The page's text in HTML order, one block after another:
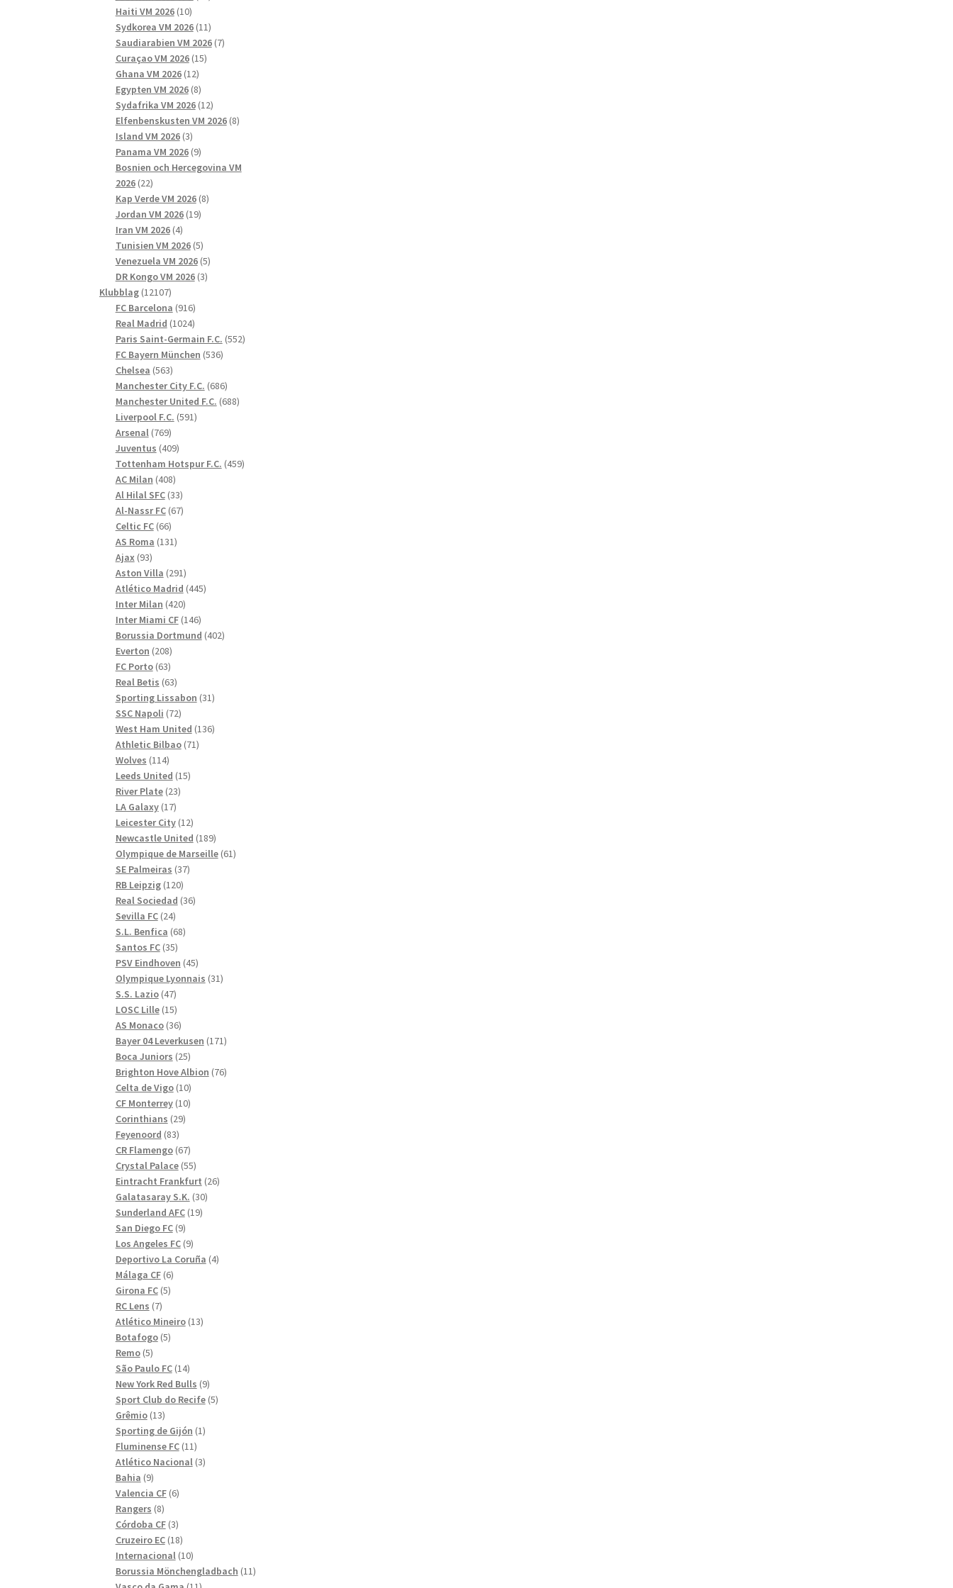
Haiti VM 2026 1010
produkter
Sydkorea VM 2026 1111
produkter
Saudiarabien VM 2026 77
Curaçao VM 2026 1515
Ghana VM 2026 1212
produkter
Egypten VM 2026 88
produkter
Sydafrika VM 2026 1212
produkter
Elfenbenskusten VM 2026 88
Island VM 2026 33
produkter
Panama VM 2026 99
produkter
Bosnien och Hercegovina VM
2026 2222
produkter
Kap Verde VM 2026 88
Jordan VM 2026 1919
Iran VM 2026 44
produkter
Tunisien VM 2026 55
produkter
Venezuela VM 2026 55
produkter
DR Kongo VM 2026 33
Klubblag 1210712107
produkter
FC Barcelona 916916
produkter
Real Madrid 10241024
produkter
Paris Saint-Germain F.C. 552552
FC Bayern München 536536
Chelsea 563563
produkter
Manchester City F.C. 686686
produkter
Manchester United F.C. 688688
Liverpool F.C. 591591
Arsenal 769769
produkter
Juventus 409409
produkter
Tottenham Hotspur F.C. 459459
AC Milan 408408
produkter
Al Hilal SFC 3333
produkter
Al-Nassr FC 6767
Celtic FC 6666
produkter
AS Roma 131131
Ajax 9393
produkter
Aston Villa 291291
produkter
Atlético Madrid 445445
Inter Milan 420420
produkter
Inter Miami CF 146146
produkter
Borussia Dortmund 402402
Everton 208208
produkter
FC Porto 6363
produkter
Real Betis 6363
produkter
Sporting Lissabon 3131
SSC Napoli 7272
produkter
West Ham United 136136
Athletic Bilbao 7171
Wolves 114114
produkter
Leeds United 1515
River Plate 2323
LA Galaxy 1717
produkter
Leicester City 1212
produkter
Newcastle United 189189
produkter
Olympique de Marseille 6161
SE Palmeiras 3737
RB Leipzig 120120
produkter
Real Sociedad 3636
Sevilla FC 2424
produkter
S.L. Benfica 6868
Santos FC 3535
produkter
PSV Eindhoven 4545
produkter
Olympique Lyonnais 3131
S.S. Lazio 4747
produkter
LOSC Lille 1515
produkter
AS Monaco 3636
produkter
Bayer 04 Leverkusen 171171
Boca Juniors 2525
produkter
Brighton Hove Albion 7676
Celta de Vigo 1010
produkter
CF Monterrey 1010
Corinthians 2929
Feyenoord 8383
produkter
CR Flamengo 6767
produkter
Crystal Palace 5555
produkter
Eintracht Frankfurt 2626
Galatasaray S.K. 3030
Sunderland AFC 1919
San Diego FC 99
produkter
Los Angeles FC 99
produkter
Deportivo La Coruña 44
Málaga CF 66
produkter
Girona FC 55
RC Lens 77
produkter
Atlético Mineiro 1313
Botafogo 55
Remo 55
produkter
São Paulo FC 1414
produkter
New York Red Bulls 99
produkter
Sport Club do Recife 55
Grêmio 1313
produkter
Sporting de Gijón 11
Fluminense FC 1111
produkter
Atlético Nacional 33
Bahia 99
produkter
Valencia CF 66
Rangers 88
produkter
Córdoba CF 33
produkter
Cruzeiro EC 1818
produkter
Internacional 1010
produkter
Borussia Mönchengladbach 1111